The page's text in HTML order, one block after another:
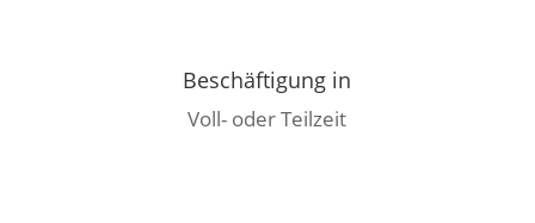
Beschäftigung in
Voll- oder Teilzeit